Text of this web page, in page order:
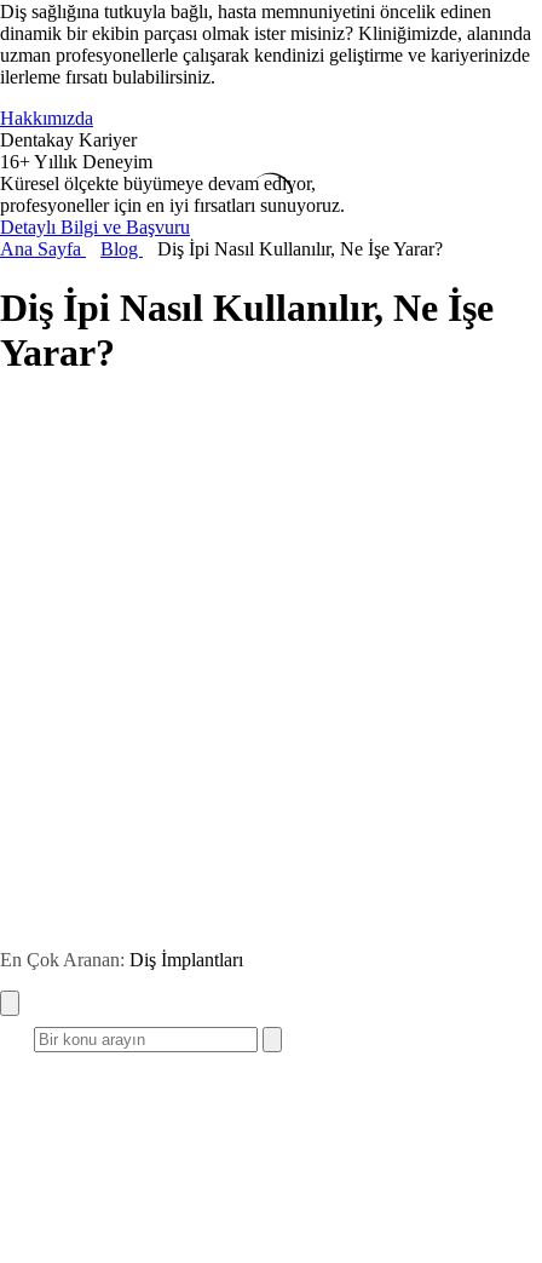
Diş sağlığına tutkuyla bağlı, hasta memnuniyetini öncelik edinen
dinamik bir ekibin parçası olmak ister misiniz? Kliniğimizde, alanında
uzman profesyonellerle çalışarak kendinizi geliştirme ve kariyerinizde
ilerleme fırsatı bulabilirsiniz.
Hakkımızda
Dentakay Kariyer
16+ Yıllık Deneyim
Küresel ölçekte büyümeye devam ediyor,
profesyoneller için en iyi fırsatları sunuyoruz.
Detaylı Bilgi ve Başvuru
Ana Sayfa
Blog Diş İpi Nasıl Kullanılır, Ne İşe Yarar?
Diş İpi Nasıl Kullanılır, Ne İşe
Yarar?
En Çok Aranan: Diş İmplantları